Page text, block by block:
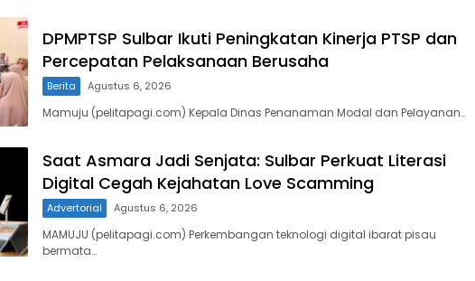
DPMPTSP Sulbar Ikuti Peningkatan Kinerja PTSP dan
Percepatan Pelaksanaan Berusaha
Berita Agustus 6, 2026
Mamuju (pelitapagi.com) Kepala Dinas Penanaman Modal dan Pelayanan…
Saat Asmara Jadi Senjata: Sulbar Perkuat Literasi
Digital Cegah Kejahatan Love Scamming
Advertorial Agustus 6, 2026
MAMUJU (pelitapagi.com) Perkembangan teknologi digital ibarat pisau
bermata…